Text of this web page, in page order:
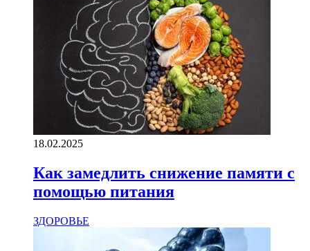
18.02.2025
Как замедлить снижение памяти с
помощью питания
ЗДОРОВЬЕ